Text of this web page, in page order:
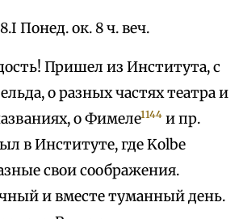
Понед. ок. 8 ч. веч.
Пришел из Института, с
о разных частях театра и
о Фимеле1144 и пр.
в Институте, где Kolbe
свои соображения.
и вместе туманный день.